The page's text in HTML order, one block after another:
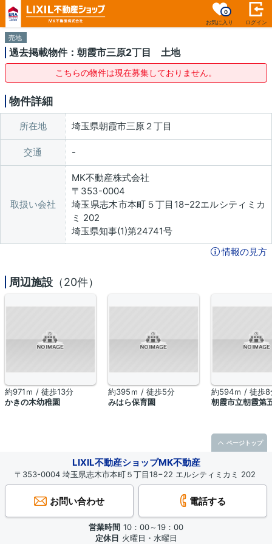
お気に入り
0
ログイン
売地
過去掲載物件：朝霞市三原2丁目 土地
こちらの物件は現在募集しておりません。
物件詳細
所在地 埼玉県朝霞市三原２丁目
交通
取扱い会社
MK不動産株式会社
〒353-0004
埼玉県志木市本町５丁目18−22エルシティミカ
ミ 202
埼玉県知事(1)第24741号
情報の見方
周辺施設 （20件）
約971ｍ / 徒歩13分
かきの木幼稚園
約395ｍ / 徒歩5分
みはら保育園
約594ｍ / 徒歩8
朝霞市立朝霞第
LIXIL不動産ショップMK不動産
〒353-0004 埼玉県志木市本町５丁目18−22 エルシティミカミ 202
お問い合わせ 電話する
営業時間 10：00～19：00
定休日 火曜日・水曜日
ページトップ